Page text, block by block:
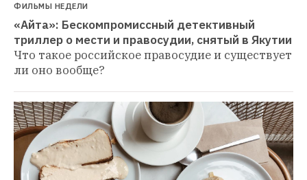
ФИЛЬМЫ НЕДЕЛИ
«Айта»: Бескомпромиссный детективный
триллер о мести и правосудии, снятый в Якутии
Что такое российское правосудие и существует
ли оно вообще?